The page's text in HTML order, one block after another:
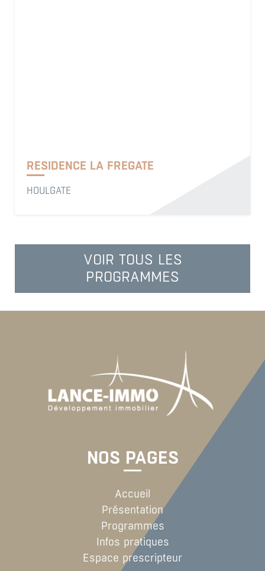
RESIDENCE LA FREGATE
HOULGATE
VOIR TOUS LES
PROGRAMMES
NOS PAGES
Accueil
Présentation
Programmes
Infos pratiques
Espace prescripteur